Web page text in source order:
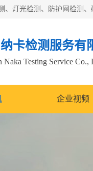
卡检测服务有
Naka Testing Service Co.,
企业视频